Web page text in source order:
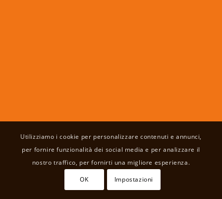
Utilizziamo i cookie per personalizzare contenuti e annunci,
per fornire funzionalità dei social media e per analizzare il
nostro traffico, per fornirti una migliore esperienza.
OK Impostazioni